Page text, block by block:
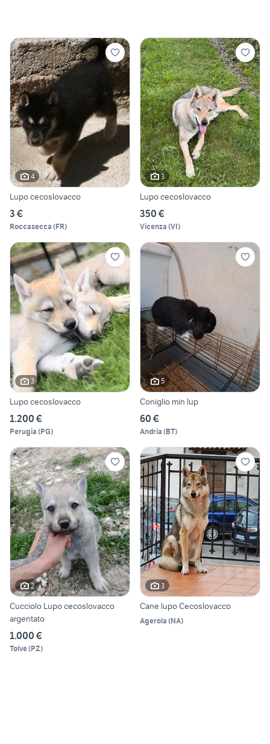
4
Lupo cecoslovacco
3 €
Roccasecca (FR)
3
Lupo cecoslovacco
350 €
Vicenza (VI)
3
Lupo cecoslovacco
1.200 €
Perugia (PG)
5
Coniglio min lup
60 €
Andria (BT)
2
Cucciolo Lupo cecoslovacco
argentato
1.000 €
Tolve(PZ)
3
Cane lupo Cecoslovacco
Agerola (NA)